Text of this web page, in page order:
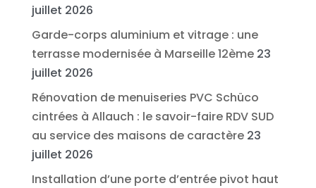
juillet 2026
Garde-corps aluminium et vitrage : une
terrasse modernisée à Marseille 12ème 23
juillet 2026
Rénovation de menuiseries PVC Schüco
cintrées à Allauch : le savoir-faire RDV SUD
au service des maisons de caractère 23
juillet 2026
Installation d’une porte d’entrée pivot haut